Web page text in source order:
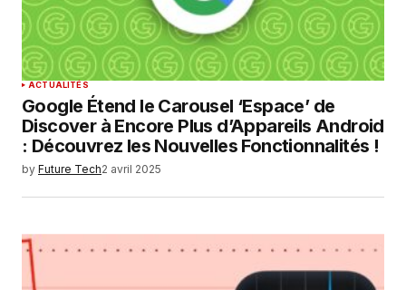
SUBMIT COMMENT
ACTUALITÉS
Google Étend le Carousel ‘Espace’ de
Discover à Encore Plus d’Appareils Android
: Découvrez les Nouvelles Fonctionnalités !
by Future Tech2 avril 2025